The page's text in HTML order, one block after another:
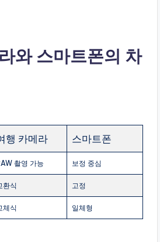
와 스마트폰의 차
행 카메라 스마트폰
촬영 가능 보정 중심
환식 고정
체식 일체형